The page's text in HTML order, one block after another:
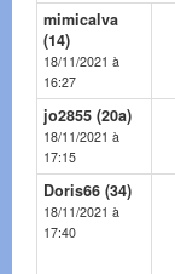
mimicalva
(14)
18/11/2021 à
16:27
jo2855 (20a)
18/11/2021 à
17:15
Doris66 (34)
18/11/2021 à
17:40